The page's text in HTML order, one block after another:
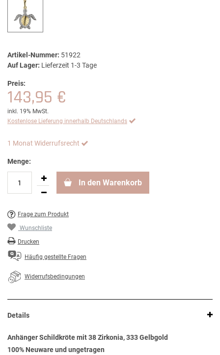
Artikel-Nummer: 51922
Auf Lager: Lieferzeit 1-3 Tage
Preis:
143,95 €
inkl. 19% MwSt.
Kostenlose Lieferung innerhalb Deutschlands
1 Monat Widerrufsrecht
Menge:
In den Warenkorb
Frage zum Produkt
Wunschliste
Drucken
Häufig gestellte Fragen
Widerrufsbedingungen
Details
Anhänger Schildkröte mit 38 Zirkonia, 333 Gelbgold
100% Neuware und ungetragen